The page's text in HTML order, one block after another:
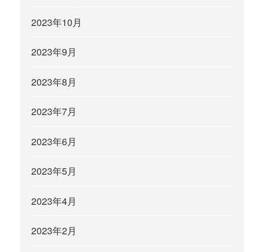
2023年10月
2023年9月
2023年8月
2023年7月
2023年6月
2023年5月
2023年4月
2023年2月